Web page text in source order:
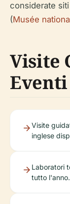
considerate
(Musée
Visite
Eventi
Visite
inglese
Laboratori
tutto l'anno.